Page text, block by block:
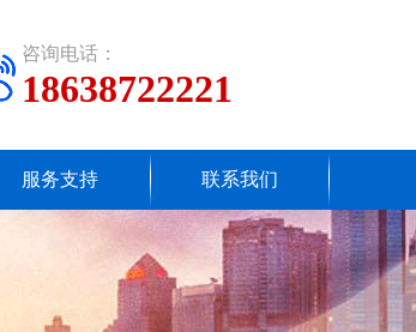
咨询电话：
18638722221
服务支持 联系我们